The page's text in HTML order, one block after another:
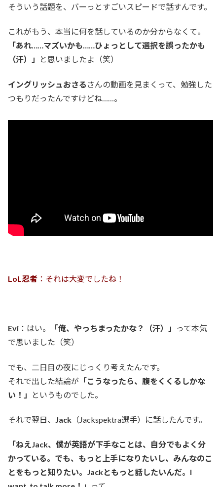
そういう話題を、バーっとすごいスピードで話すんです。
これがもう、本当に何を話しているのか分からなくて。
「あれ……マズいかも……ひょっとして選択を誤ったかも
（汗）」
と思いましたよ（笑）
イングリッシュおさる さんの動画を見まくって、勉強した
つもりだったんですけどね……。
LoL忍者 ：それは大変でしたね！
Evi ：はい。 「俺、やっちまったかな？（汗）」
って本気
で思いました（笑）
でも、二日目の夜にじっくり考えたんです。
それで出した結論が 「こうなったら、腹をくくるしかな
い！」
というものでした。
それで翌日、 Jack （Jackspektra選手）に話したんです。
「ねえJack、僕が英語が下手なことは、自分でもよく分
かっている。でも、もっと上手になりたいし、みんなのこ
とをもっと知りたい。Jackともっと話したいんだ。I